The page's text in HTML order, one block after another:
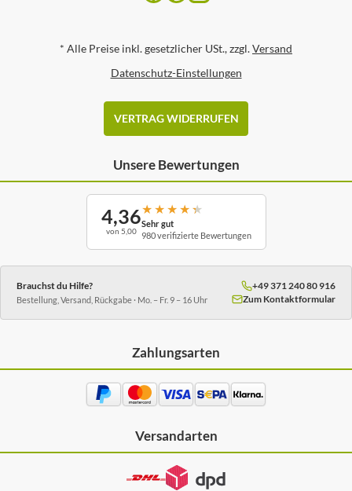
* Alle Preise inkl. gesetzlicher USt., zzgl.Versand
Datenschutz-Einstellungen
VERTRAG WIDERRUFEN
Unsere Bewertungen
4,36
von 5,00
★ ★ ★ ★ ★
Sehr gut
980 verifizierte Bewertungen
Brauchst du Hilfe?
Bestellung, Versand, Rückgabe · Mo. – Fr. 9 – 16 Uhr
+49 371 240 80 916
Zum Kontaktformular
Zahlungsarten
Versandarten